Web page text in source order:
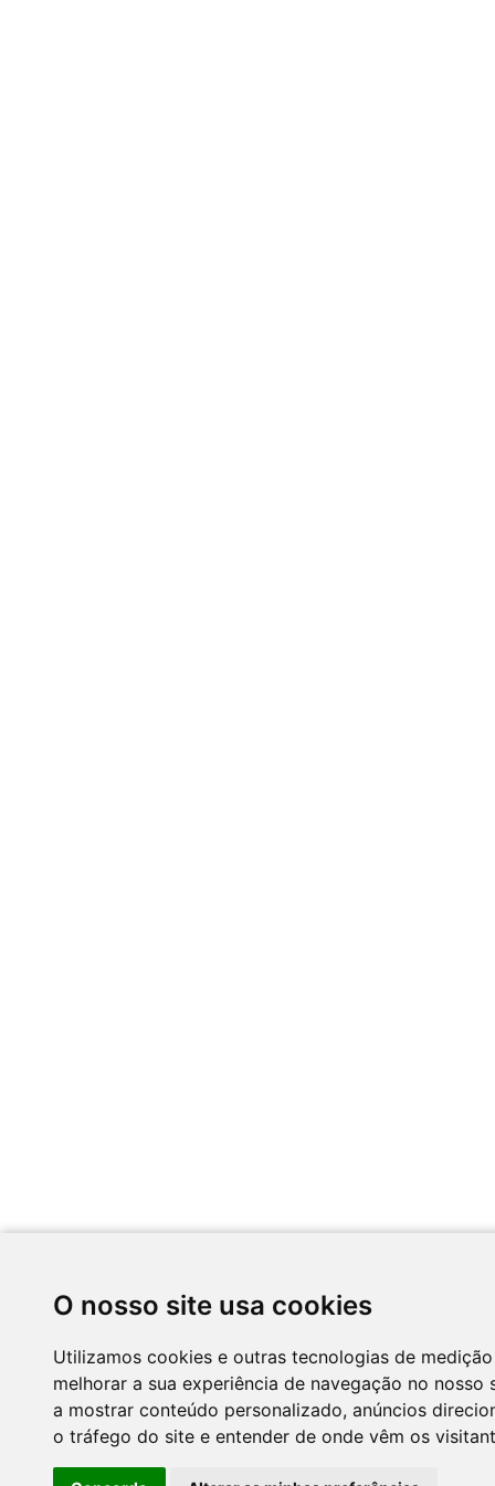
O nosso site usa cookies
Utilizamos cookies e outras tecnologias de
melhorar a sua experiência de navegação no nosso
a mostrar conteúdo personalizado, anúncios
o tráfego do site e entender de onde vêm os